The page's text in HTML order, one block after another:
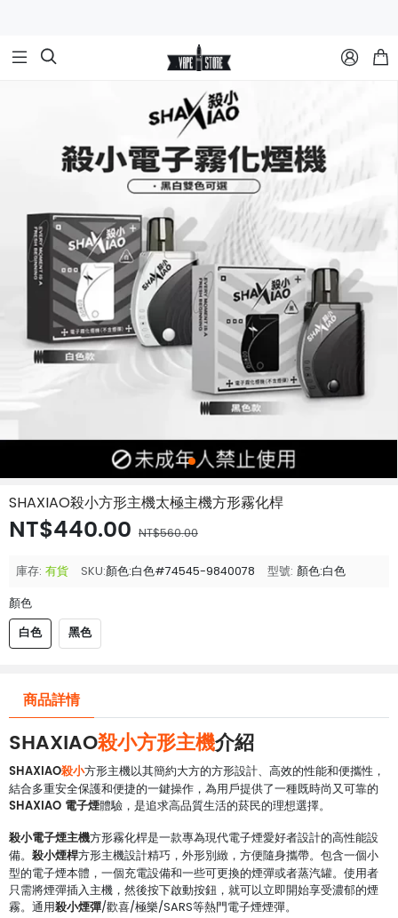
  
SHAXIAO殺小方形主機太極主機方形霧化桿
NT$440.00 NT$560.00
庫存: 有貨 SKU:顏色:白色#74545-9840078 型號: 顏色:白色
顏色
白色 黑色
商品詳情
SHAXIAO殺小方形主機介紹
SHAXIAO殺小方形主機以其簡約大方的方形設計、高效的性能和便攜性，
結合多重安全保護和便捷的一鍵操作，為用戶提供了一種既時尚又可靠的
SHAXIAO 電子煙體驗，是追求高品質生活的菸民的理想選擇。
殺小電子煙主機方形霧化桿是一款專為現代電子煙愛好者設計的高性能設
備。 殺小煙桿方形主機設計精巧，外形別緻，方便隨身攜帶。包含一個小
型的電子煙本體，一個充電設備和一些可更換的煙彈或者蒸汽罐。使用者
只需將煙彈插入主機，然後按下啟動按鈕，就可以立即開始享受濃郁的煙
霧。通用殺小煙彈/歡喜/極樂/SARS等熱門電子煙煙彈。